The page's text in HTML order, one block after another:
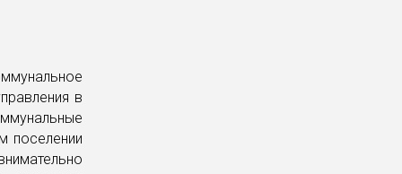
в
поселении